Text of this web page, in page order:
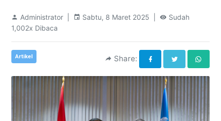
Administrator | Sabtu, 8 Maret 2025 |
Sudah
1,002x Dibaca
Artikel Share: